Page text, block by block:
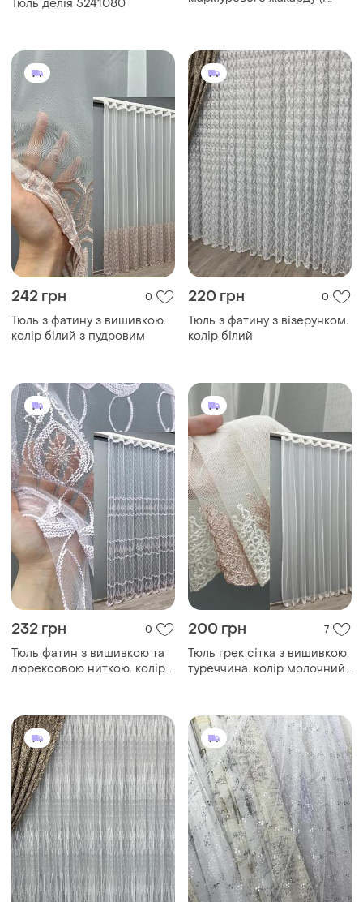
Тюль делія 5241080
242 грн 0
Тюль з фатину з вишивкою.
колір білий з пудровим
220 грн 0
Тюль з фатину з візерунком.
колір білий
232 грн 0
Тюль фатин з вишивкою та
люрексовою ниткою. колір
200 грн 7
Тюль грек сітка з вишивкою,
туреччина. колір молочний